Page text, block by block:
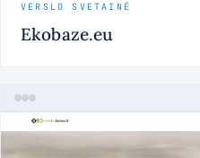
VERSLO SVETAINĖ
Ekobaze.eu